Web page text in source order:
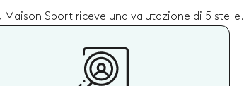
Sport riceve una valutazione di 5 stelle.